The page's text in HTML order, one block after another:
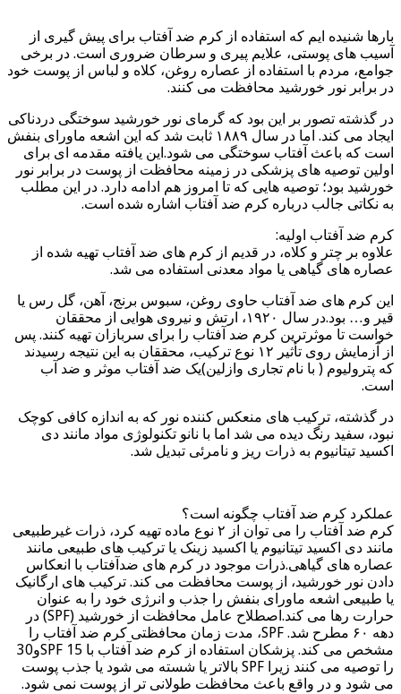
بارها شنیده ایم که استفاده از کرم ضد آفتاب برای پیش گیری از
آسیب های پوستی، علایم پیری و سرطان ضروری است. در برخی
جوامع، مردم با استفاده از عصاره روغن، کلاه و لباس از پوست خود
در برابر نور خورشید محافظت می کنند.
در گذشته تصور بر این بود که گرمای نور خورشید سوختگی دردناکی
ایجاد می کند. اما در سال ۱۸۸۹ ثابت شد که این اشعه ماورای بنفش
است که باعث آفتاب سوختگی می شود.این یافته مقدمه ای برای
اولین توصیه های پزشکی در زمینه محافظت از پوست در برابر نور
خورشید بود؛ توصیه هایی که تا امروز هم ادامه دارد. در این مطلب
به نکاتی جالب درباره کرم ضد آفتاب اشاره شده است.
کرم ضد آفتاب اولیه:
علاوه بر چتر و کلاه، در قدیم از کرم های ضد آفتاب تهیه شده از
عصاره های گیاهی یا مواد معدنی استفاده می شد.
این کرم های ضد آفتاب حاوی روغن، سبوس برنج، آهن، گل رس یا
قیر و… بود.در سال ۱۹۲۰، ارتش و نیروی هوایی از محققان
خواست تا موثرترین کرم ضد آفتاب را برای سربازان تهیه کنند. پس
از آزمایش روی تأثیر ۱۲ نوع ترکیب، محققان به این نتیجه رسیدند
که پترولیوم ( با نام تجاری وازلین)یک ضد آفتاب موثر و ضد آب
است.
در گذشته، ترکیب های منعکس کننده نور که به اندازه کافی کوچک
نبود، سفید رنگ دیده می شد اما با نانو تکنولوژی مواد مانند دی
اکسید تیتانیوم به ذرات ریز و نامرئی تبدیل شد.
عملکرد کرم ضد آفتاب چگونه است؟
کرم ضد آفتاب را می توان از ۲ نوع ماده تهیه کرد، ذرات غیرطبیعی
مانند دی اکسید تیتانیوم یا اکسید زینک یا ترکیب های طبیعی مانند
عصاره های گیاهی.ذرات موجود در کرم های ضدآفتاب با انعکاس
دادن نور خورشید، از پوست محافظت می کند. ترکیب های ارگانیک
یا طبیعی اشعه ماورای بنفش را جذب و انرژی خود را به عنوان
حرارت رها می کند.اصطلاح عامل محافظت از خورشید (SPF) در
دهه ۶۰ مطرح شد. SPF، مدت زمان محافظتی کرم ضد آفتاب را
مشخص می کند. پزشکان استفاده از کرم ضد آفتاب با SPF 15و30
را توصیه می کنند زیرا SPF بالاتر یا شسته می شود یا جذب پوست
می شود و در واقع باعث محافظت طولانی تر از پوست نمی شود.